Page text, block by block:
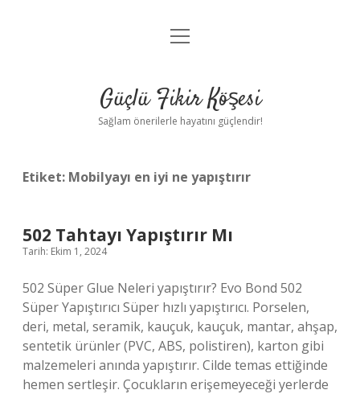
Anasayfa
Yasal Uyarı
menüyü
Güçlü Fikir Köşesi
Sağlam önerilerle hayatını güçlendir!
Etiket: Mobilyayı en iyi ne yapıştırır
502 Tahtayı Yapıştırır Mı
Tarih: Ekim 1, 2024
502 Süper Glue Neleri yapıştırır? Evo Bond 502
Süper Yapıştırıcı Süper hızlı yapıştırıcı. Porselen,
deri, metal, seramik, kauçuk, kauçuk, mantar, ahşap,
sentetik ürünler (PVC, ABS, polistiren), karton gibi
malzemeleri anında yapıştırır. Cilde temas ettiğinde
hemen sertleşir. Çocukların erişemeyeceği yerlerde